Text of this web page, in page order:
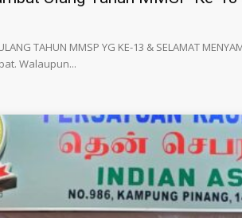
TAHUN MMSP YG KE-13 & SELAMAT
Walaupun...